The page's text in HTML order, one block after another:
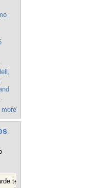
more
tenho jogo Mice and mistics que